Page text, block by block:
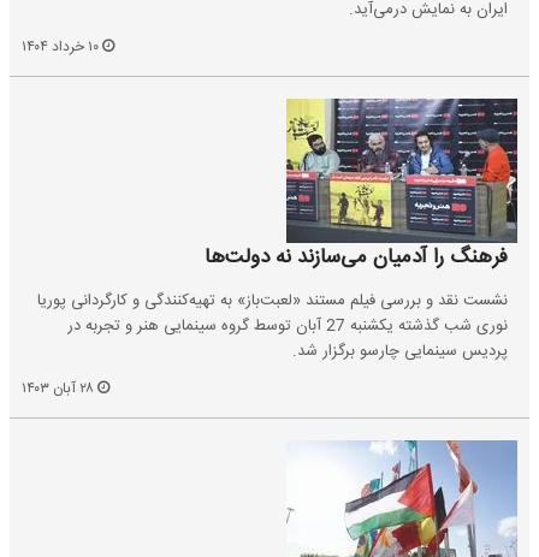
ایران به نمایش درمی‌آید.
فرهنگ را آدمیان می‌سازند نه دولت‌ها
نشست نقد و بررسی فیلم مستند «لعبت‌باز» به تهیه‌کنندگی و کارگردانی پوریا
نوری شب گذشته یکشنبه 27 آبان توسط گروه سینمایی هنر و تجربه در
پردیس سینمایی چارسو برگزار شد.